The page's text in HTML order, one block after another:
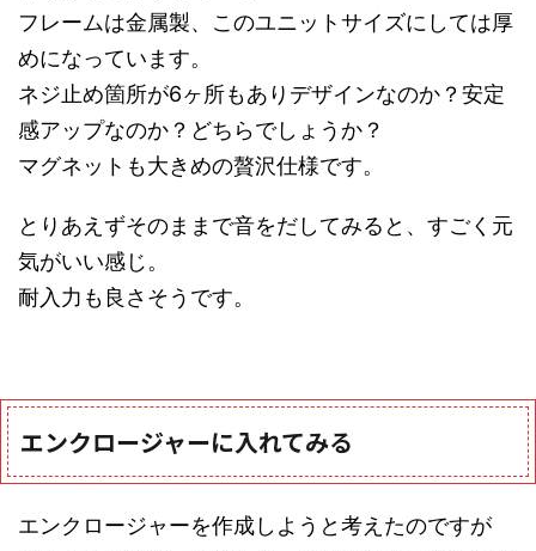
フレームは金属製、このユニットサイズにしては厚
めになっています。
ネジ止め箇所が6ヶ所もありデザインなのか？安定
感アップなのか？どちらでしょうか？
マグネットも大きめの贅沢仕様です。
とりあえずそのままで音をだしてみると、すごく元
気がいい感じ。
耐入力も良さそうです。
エンクロージャーに入れてみる
エンクロージャーを作成しようと考えたのですが